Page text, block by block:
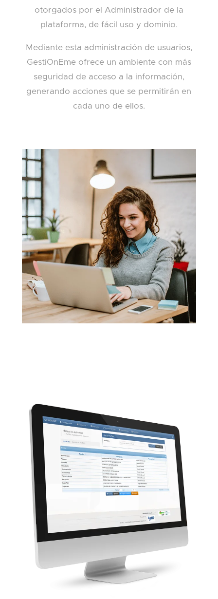
otorgados por el Administrador de la
plataforma, de fácil uso y dominio.
Mediante esta administración de usuarios,
GestiOnEme ofrece un ambiente con más
seguridad de acceso a la información,
generando acciones que se permitirán en
cada uno de ellos.